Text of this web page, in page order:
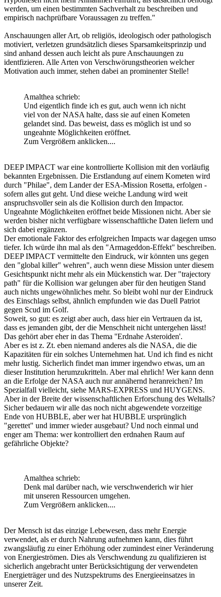
werden, um einen bestimmten Sachverhalt zu beschreiben und
empirisch nachprüfbare Voraussagen zu treffen."
Anschauungen aller Art, ob religiös, ideologisch oder pathologisch
motiviert, verletzen grundsätzlich dieses Sparsamkeitsprinzip und
sind anhand dessen auch leicht als pure Anschauungen zu
identfizieren. Alle Arten von Verschwörungstheorien welcher
Motivation auch immer, stehen dabei an prominenter Stelle!
Amalthea schrieb:
Und eigentlich finde ich es gut, auch wenn ich nicht
viel von der NASA halte, dass sie auf einen Kometen
gelandet sind. Das beweist, dass es möglich ist und so
ungeahnte Möglichkeiten eröffnet.
Zum Vergrößern anklicken....
DEEP IMPACT war eine kontrollierte Kollision mit den vorläufig
bekannten Ergebnissen. Die Erstlandung auf einem Kometen wird
durch "Philae", dem Lander der ESA-Mission Rosetta, erfolgen -
sofern alles gut geht. Und diese weiche Landung wird weit
anspruchsvoller sein als die Kollision durch den Impactor.
Ungeahnte Möglichkeiten eröffnet beide Missionen nicht. Aber sie
werden bisher nicht verfügbare wissenschaftliche Daten liefern und
sich dabei ergänzen.
Der emotionale Faktor des erfolgreichen Impacts war dagegen umso
tiefer. Ich würde ihn mal als den "Armageddon-Effekt" beschreiben.
DEEP IMPACT vermittelte den Eindruck, wir könnten uns gegen
den "global killer" wehren", auch wenn diese Mission unter diesem
Gesichtspunkt nicht mehr als ein Mückenstich war. Der "trajectory
path" für die Kollision war gelungen aber für den heutigen Stand
auch nichts ungewöhnliches mehr. So bleibt wohl nur der Eindruck
des Einschlags selbst, ähnlich empfunden wie das Duell Patriot
gegen Scud im Golf.
Soweit, so gut: es zeigt aber auch, dass hier ein Vertrauen da ist,
dass es jemanden gibt, der die Menschheit nicht untergehen lässt!
Das gehört aber eher in das Thema ''Erdnahe Asteroiden'.
Aber es ist z. Zt. eben niemand anderes als die NASA, die die
Kapazitäten für ein solches Unternehmen hat. Und ich find es nicht
mehr lustig. Sicherlich findet man immer irgendwo etwas, um an
dieser Institution herumzukritteln. Aber mal ehrlich! Wer kann denn
an die Erfolge der NASA auch nur annähernd heranreichen? Im
Spezialfall vielleicht, siehe MARS-EXPRESS und HUYGENS.
Aber in der Breite der wissenschaftlichen Erforschung des Weltalls?
Sicher bedauern wir alle das noch nicht abgewendete vorzeitige
Ende von HUBBLE, aber wer hat HUBBLE ursprünglich
"gerettet" und immer wieder ausgebaut? Und noch einmal und
enger am Thema: wer kontrolliert den erdnahen Raum auf
gefährliche Objekte?
Amalthea schrieb:
Denk mal darüber nach, wie verschwenderich wir hier
mit unseren Ressourcen umgehen.
Zum Vergrößern anklicken....
Der Mensch ist das einzige Lebewesen, dass mehr Energie
verwendet, als er durch Nahrung aufnehmen kann, dies führt
zwangsläufig zu einer Erhöhung oder zumindest einer Veränderung
von Energieströmen. Dies als Verschwendung zu qualifizieren ist
sicherlich angebracht unter Berücksichtigung der verwendeten
Energieträger und des Nutzspektrums des Energieeinsatzes in
unserer Zeit.